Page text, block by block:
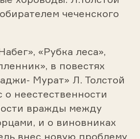
чеченского
«Рубка леса»,
в повестях
Мурат» Л. Толстой
о неестественности
вражды между
и о виновниках
внес новую проблему